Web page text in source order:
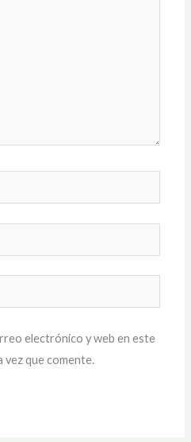
electrónico y web en este
vez que comente.